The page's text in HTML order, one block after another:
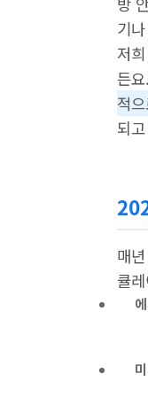
기
저
든
적
되
매
큘